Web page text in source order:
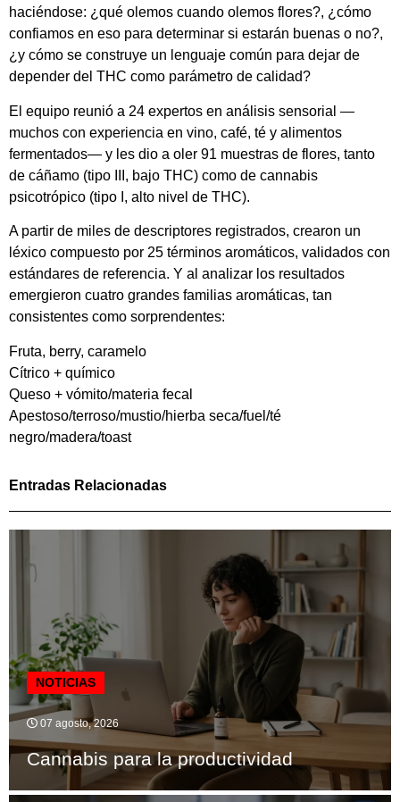
haciéndose: ¿qué olemos cuando olemos flores?, ¿cómo
confiamos en eso para determinar si estarán buenas o no?,
¿y cómo se construye un lenguaje común para dejar de
depender del THC como parámetro de calidad?
El equipo reunió a 24 expertos en análisis sensorial —
muchos con experiencia en vino, café, té y alimentos
fermentados— y les dio a oler 91 muestras de flores, tanto
de cáñamo (tipo III, bajo THC) como de cannabis
psicotrópico (tipo I, alto nivel de THC).
A partir de miles de descriptores registrados, crearon un
léxico compuesto por 25 términos aromáticos, validados con
estándares de referencia. Y al analizar los resultados
emergieron cuatro grandes familias aromáticas, tan
consistentes como sorprendentes:
Fruta, berry, caramelo
Cítrico + químico
Queso + vómito/materia fecal
Apestoso/terroso/mustio/hierba seca/fuel/té
negro/madera/toast
Entradas Relacionadas
NOTICIAS
07 agosto, 2026
Cannabis para la productividad